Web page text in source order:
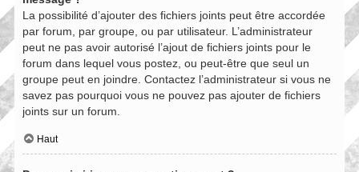
La possibilité d’ajouter des fichiers joints peut être accordée
par forum, par groupe, ou par utilisateur. L’administrateur
peut ne pas avoir autorisé l’ajout de fichiers joints pour le
forum dans lequel vous postez, ou peut-être que seul un
groupe peut en joindre. Contactez l’administrateur si vous ne
savez pas pourquoi vous ne pouvez pas ajouter de fichiers
joints sur un forum.
Haut